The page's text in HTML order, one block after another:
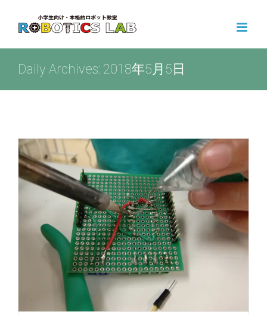
content
Daily Archives: 2018年5月5日